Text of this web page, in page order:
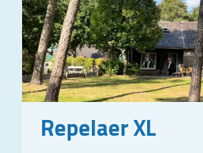
Repelaer XL